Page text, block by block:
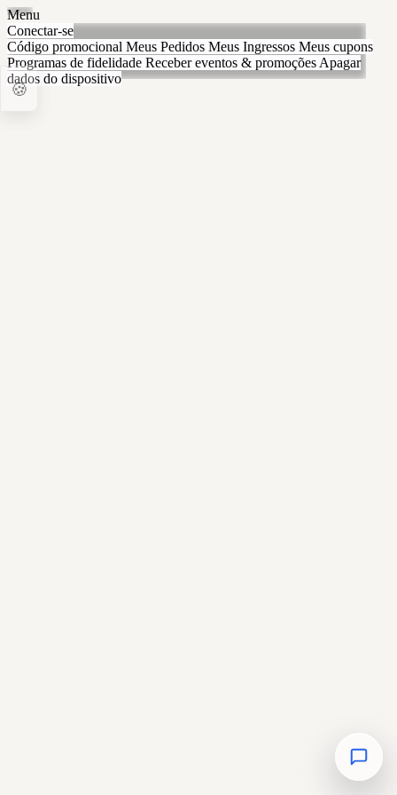
Menu
Conectar-se
Código promocional Meus Pedidos Meus Ingressos Meus cupons
Programas de fidelidade Receber eventos & promoções Apagar
dados do dispositivo
🍪